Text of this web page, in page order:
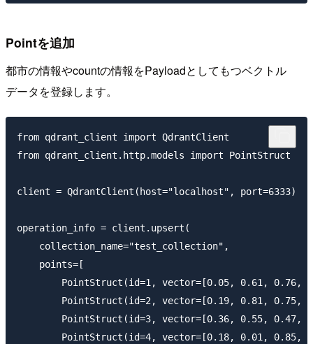
Pointを追加
都市の情報やcountの情報をPayloadとしてもつベクトル
データを登録します。
from qdrant_client import QdrantClient
from qdrant_client.http.models import PointStruct
client = QdrantClient(host="localhost", port=6333)
operation_info = client.upsert(
    collection_name="test_collection",
    points=[
PointStruct(id=1, vector=[0.05, 0.61, 0.76,
PointStruct(id=2, vector=[0.19, 0.81, 0.75,
PointStruct(id=3, vector=[0.36, 0.55, 0.47,
PointStruct(id=4, vector=[0.18, 0.01, 0.85,